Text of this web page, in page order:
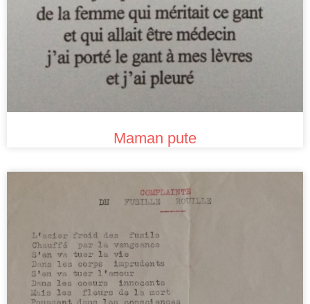
Maman pute